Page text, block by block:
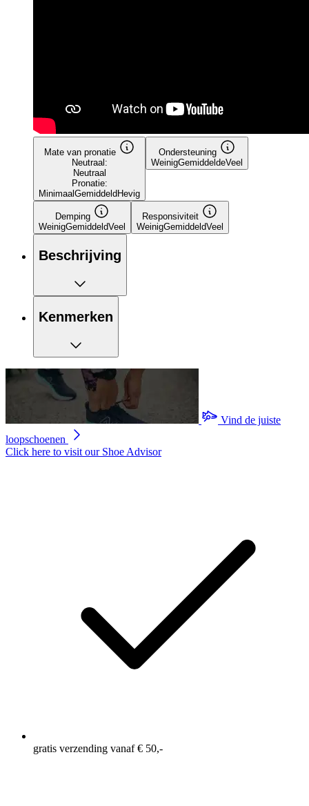
Mate van pronatie
Neutraal:
Neutraal
Pronatie:
MinimaalGemiddeld Hevig
Ondersteuning
WeinigGemiddeldeVeel
Demping
WeinigGemiddeldVeel
Responsiviteit
WeinigGemiddeldVeel
Beschrijving
Kenmerken
Vind de juiste
loopschoenen
Click here to visit our Shoe Advisor
gratis verzending vanaf € 50,-